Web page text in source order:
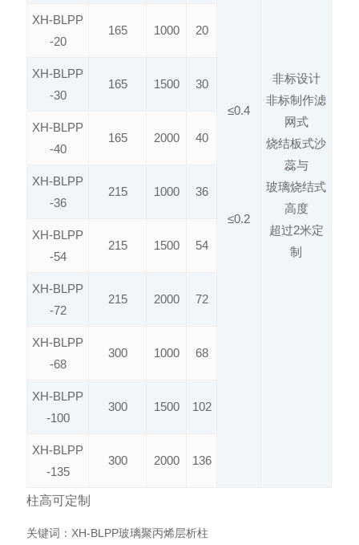
≤0.4
≤0.2
非标设计
非标制作滤
网式
烧结板式沙
蕊与
玻璃烧结式
高度
超过2米定
制
XH-BLPP
-20
165 1000 20
XH-BLPP
-30
165 1500 30
XH-BLPP
-40
165 2000 40
XH-BLPP
-36
215 1000 36
XH-BLPP
-54
215 1500 54
XH-BLPP
-72
215 2000 72
XH-BLPP
-68
300 1000 68
XH-BLPP
-100
300 1500 102
XH-BLPP
-135
300 2000 136
柱高可定制
关键词： XH-BLPP玻璃聚丙烯层析柱